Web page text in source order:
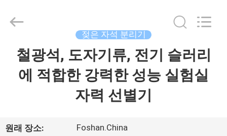
2026
Foshan
Reserved.
젖은 자석 분리기
철광석, 도자기류, 전기 슬러리
에 적합한 강력한 성능 실험실
자력 선별기
원래 장소: Foshan.China